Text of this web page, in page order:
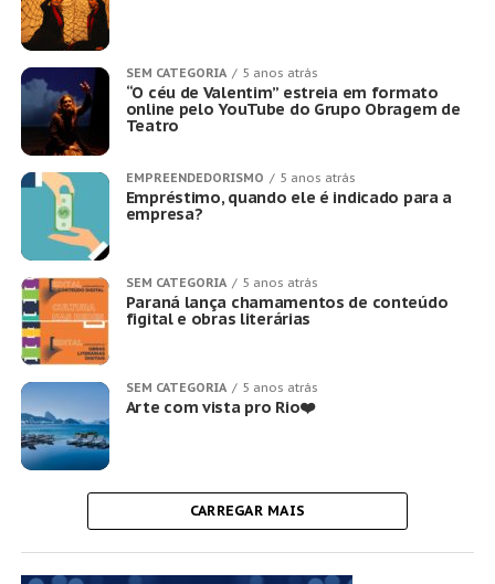
SEM CATEGORIA 5 anos atrás
“O céu de Valentim” estreia em formato
online pelo YouTube do Grupo Obragem de
Teatro
EMPREENDEDORISMO 5 anos atrás
Empréstimo, quando ele é indicado para a
empresa?
SEM CATEGORIA 5 anos atrás
Paraná lança chamamentos de conteúdo
figital e obras literárias
SEM CATEGORIA 5 anos atrás
Arte com vista pro Rio❤️
CARREGAR MAIS